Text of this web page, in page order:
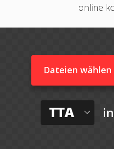
online
Dateien wählen
TTA in